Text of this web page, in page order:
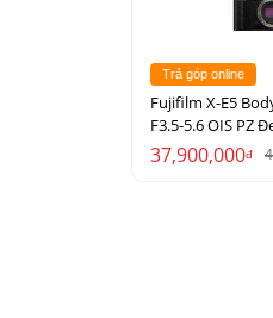
Trả góp online
Fujifilm X-E5
F3.5-5.6 OIS PZ
37,900,000đ